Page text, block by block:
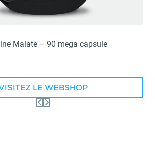
Malate – 90 mega capsule
VISITEZ LE WEBSHOP